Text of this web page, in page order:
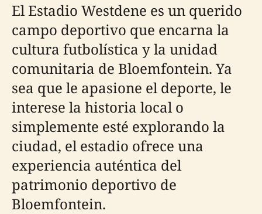
El Estadio Westdene es un querido
campo deportivo que encarna la
cultura futbolística y la unidad
comunitaria de Bloemfontein. Ya
sea que le apasione el deporte, le
interese la historia local o
simplemente esté explorando la
ciudad, el estadio ofrece una
experiencia auténtica del
patrimonio deportivo de
Bloemfontein.